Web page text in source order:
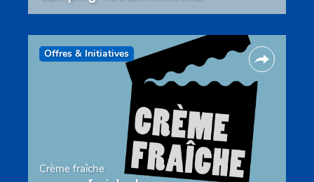
Offres & Initiatives
Crème fraîche